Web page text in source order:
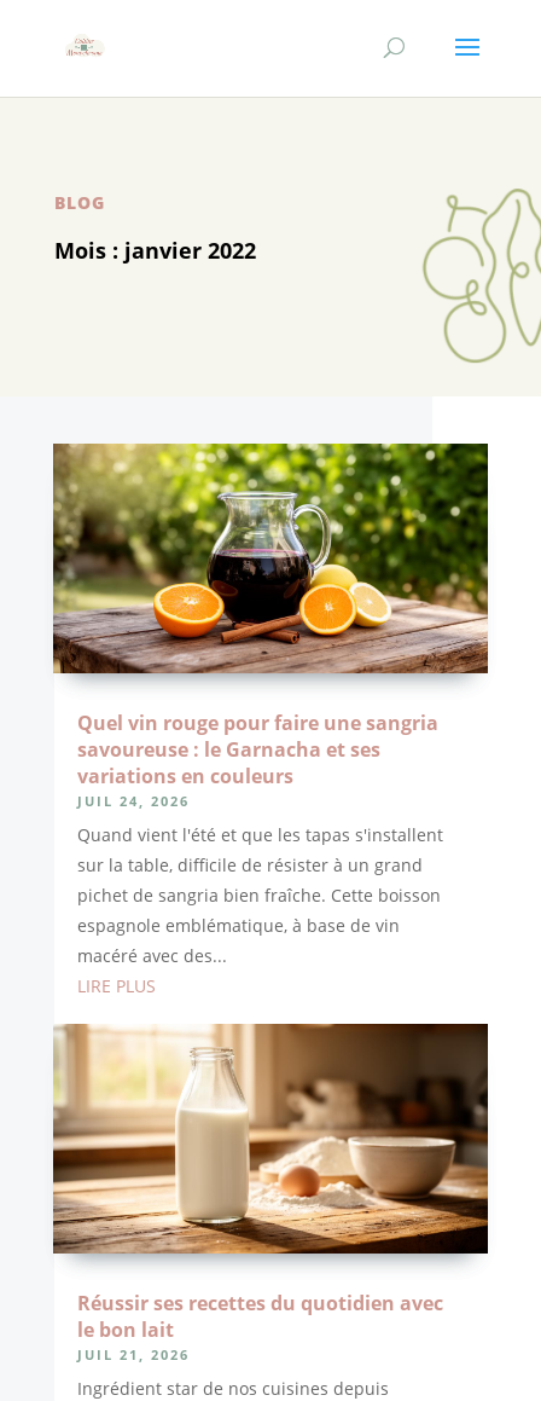
BLOG
Mois : janvier 2022
Quel vin rouge pour faire une sangria
savoureuse : le Garnacha et ses
variations en couleurs
JUIL 24, 2026
Quand vient l'été et que les tapas s'installent
sur la table, difficile de résister à un grand
pichet de sangria bien fraîche. Cette boisson
espagnole emblématique, à base de vin
macéré avec des...
LIRE PLUS
Réussir ses recettes du quotidien avec
le bon lait
JUIL 21, 2026
Ingrédient star de nos cuisines depuis